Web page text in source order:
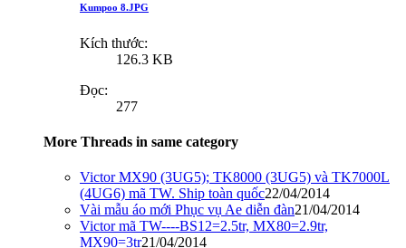
Kumpoo 8.JPG
Kích thước:
126.3 KB
Đọc:
277
More Threads in same category
Victor MX90 (3UG5); TK8000 (3UG5) và TK7000L
(4UG6) mã TW. Ship toàn quốc22/04/2014
Vài mẫu áo mới Phục vụ Ae diễn đàn21/04/2014
Victor mã TW----BS12=2.5tr, MX80=2.9tr,
MX90=3tr21/04/2014